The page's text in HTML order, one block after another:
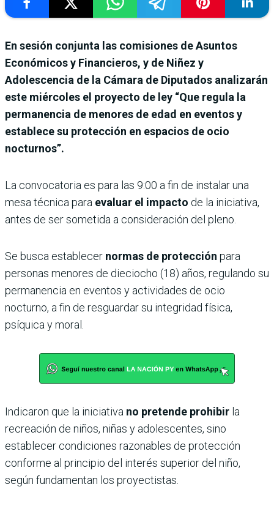
En sesión conjunta las comisiones de Asuntos
Económicos y Financieros, y de Niñez y
Adolescencia de la Cámara de Diputados analizarán
este miércoles el proyecto de ley “Que regula la
permanencia de menores de edad en eventos y
establece su protección en espacios de ocio
nocturnos”.
La convocatoria es para las 9:00 a fin de instalar una
mesa técnica para evaluar el impacto de la iniciativa,
antes de ser sometida a consideración del pleno.
Se busca establecer normas de protección para
personas menores de dieciocho (18) años, regulando su
permanencia en eventos y actividades de ocio
nocturno, a fin de resguardar su integridad física,
psíquica y moral.
Indicaron que la iniciativa no pretende prohibir la
recreación de niños, niñas y adolescentes, sino
establecer condiciones razonables de protección
conforme al principio del interés superior del niño,
según fundamentan los proyectistas.